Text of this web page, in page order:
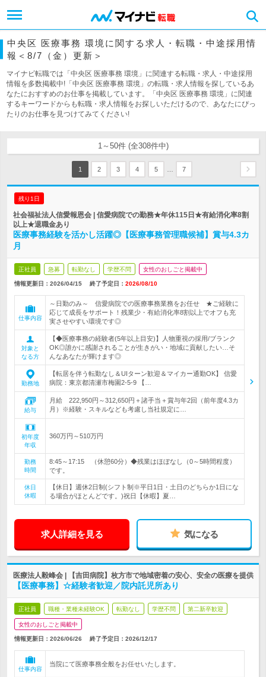
中央区 医療事務 環境に関する求人・転職・中途採用情
報＜8/7（金）更新＞
マイナビ転職では「中央区 医療事務 環境」に関連する転職・求人・中途採用
情報を多数掲載中!「中央区 医療事務 環境」の転職・求人情報を探しているあ
なたにおすすめのお仕事を掲載しています。「中央区 医療事務 環境」に関連
するキーワードからも転職・求人情報をお探しいただけるので、あなたにぴっ
たりのお仕事を見つけてみてください!
1～50件 (全308件中)
1 2 3 4 5 7
残り1日
社会福祉法人信愛報恩会 | 信愛病院での勤務★年休115日★有給消化率8割
以上★退職金あり
医療事務経験を活かし活躍◎【医療事務管理職候補】賞与4.3カ
月
正社員 急募 転勤なし 学歴不問 女性のおしごと掲載中
情報更新日：2026/04/15 終了予定日： 2026/08/10
仕事内容
～日勤のみ～ 信愛病院での医療事務業務をお任せ ★ご経験に
応じて成長をサポート！残業少・有給消化率8割以上でオフも充
実させやすい環境です◎
対象と
なる方
【◆医療事務の経験者(5年以上目安)】人物重視の採用/ブランク
OK◎誰かに感謝されることが生きがい・地域に貢献したい…そ
んなあなたが輝けます◎
勤務地
【転居を伴う転勤なし＆UIターン歓迎＆マイカー通勤OK】 信愛
病院：東京都清瀬市梅園2-5-9 【…
給与
月給 222,950円～312,650円＋諸手当＋賞与年2回（前年度4.3カ
月）※経験・スキルなども考慮し当社規定に…
初年度
年収
360万円～510万円
勤務
時間
8:45～17:15 （休憩60分）◆残業はほぼなし（0～5時間程度）
です。
休日
休暇
【休日】週休2日制(シフト制※平日1日・土日のどちらか1日にな
る場合がほとんどです。)祝日【休暇】夏…
求人詳細を見る 気になる
医療法人毅峰会 | 【吉田病院】枚方市で地域密着の安心、安全の医療を提供
【医療事務】☆経験者歓迎／院内託児所あり
正社員 職種・業種未経験OK 転勤なし 学歴不問 第二新卒歓迎
女性のおしごと掲載中
情報更新日：2026/06/26 終了予定日： 2026/12/17
仕事内容
当院にて医療事務全般をお任せいたします。